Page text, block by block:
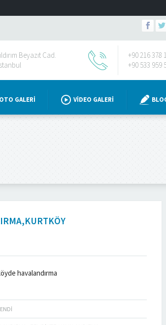
Beyazıt Cad.
+90 216 378
+90 533 959
GALERI VIDEO GALERI
havalandırma